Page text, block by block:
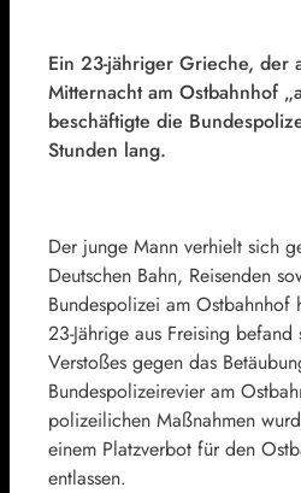
Ein 23-jähriger Grieche, der
Mitternacht am Ostbahnhof
beschäftigte die
Stunden lang.
Der junge Mann verhielt sich
Deutschen Bahn, Reisenden
Bundespolizei am
23-Jährige aus Freising
Verstoßes gegen das
Bundespolizeirevier am
polizeilichen Maßnahmen
einem Platzverbot für den
entlassen.